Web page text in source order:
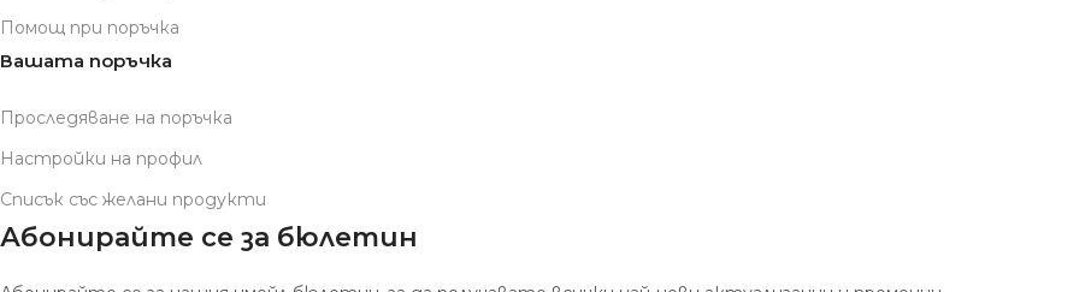
Помощ при поръчка
Вашата поръчка
Проследяване на поръчка
Настройки на профил
Списък със желани продукти
Абонирайте се за бюлетин